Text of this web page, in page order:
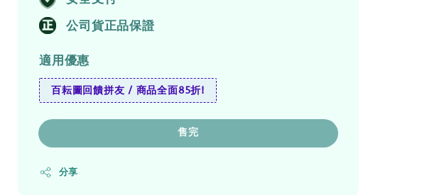
公司貨正品保證
適用優惠
百耘圖回饋拼友 / 商品全面85折!
售完
分享